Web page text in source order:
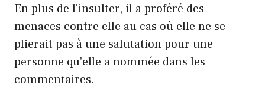
En plus de l'insulter, il a proféré des
menaces contre elle au cas où elle ne se
plierait pas à une salutation pour une
personne qu'elle a nommée dans les
commentaires.